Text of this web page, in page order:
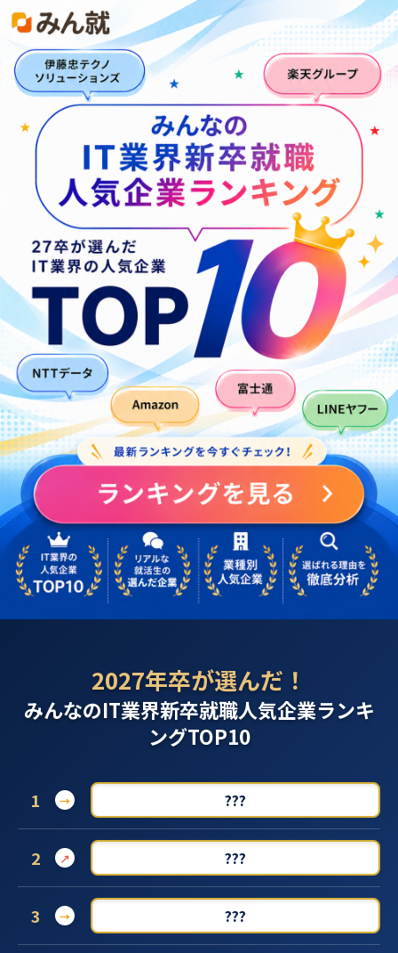
2027年卒が選んだ！
みんなのIT業界新卒就職人気企業ランキ
ングTOP10
1 → ???
2 ↗ ???
3 → ???